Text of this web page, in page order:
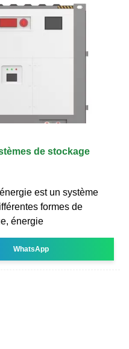
de stockage
est un système
formes de
énergie
WhatsApp